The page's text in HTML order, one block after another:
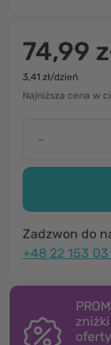
74,99
3,41 zł/dzień
Najniższa cena w
-
Zadzwon do
+48 22 153